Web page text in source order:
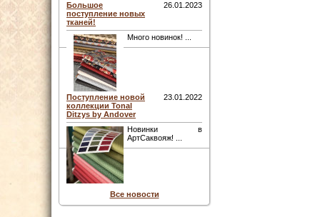
Большое
поступление новых
тканей!
26.01.2023
Много новинок! ...
Поступление новой
коллекции Tonal
Ditzys by Andover
23.01.2022
Новинки в
АртСаквояж! ...
Все новости